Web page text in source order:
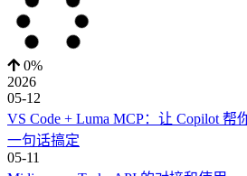
0%
2026
05-12
VS Code + Luma MCP：让 Copilot
一句话搞定
05-11